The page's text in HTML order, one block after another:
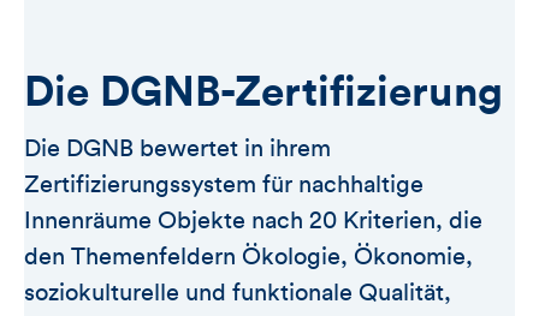
Die DGNB-Zertifizierung
Die DGNB bewertet in ihrem
Zertifizierungssystem für nachhaltige
Innenräume Objekte nach 20 Kriterien, die
den Themenfeldern Ökologie, Ökonomie,
soziokulturelle und funktionale Qualität,